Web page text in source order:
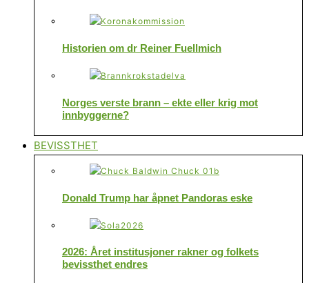
Historien om dr Reiner Fuellmich
Norges verste brann – ekte eller krig mot
innbyggerne?
BEVISSTHET
Donald Trump har åpnet Pandoras eske
2026: Året institusjoner rakner og folkets
bevissthet endres